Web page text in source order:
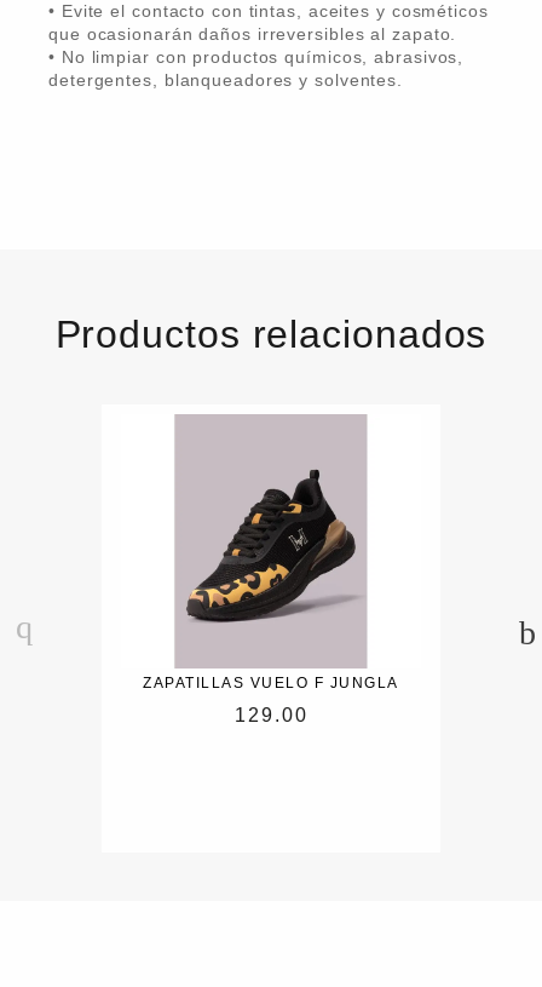
• Evite el contacto con tintas, aceites y cosméticos
que ocasionarán daños irreversibles al zapato.
• No limpiar con productos químicos, abrasivos,
detergentes, blanqueadores y solventes.
Productos relacionados
ZAPATILLAS VUELO F JUNGLA
129.00